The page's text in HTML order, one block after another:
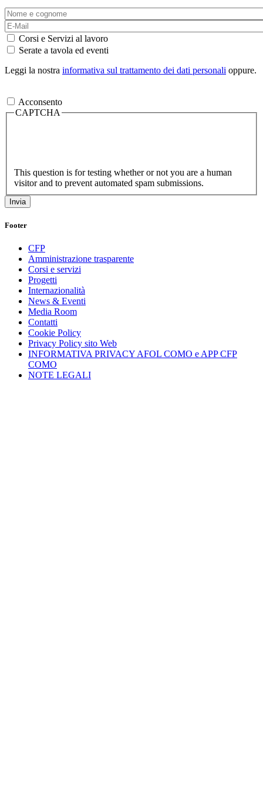
Corsi e Servizi al lavoro
Serate a tavola ed eventi
Leggi la nostra informativa sul trattamento dei dati personali oppure.
Acconsento
CAPTCHA
This question is for testing whether or not you are a human
visitor and to prevent automated spam submissions.
Footer
CFP
Amministrazione trasparente
Corsi e servizi
Progetti
Internazionalità
News & Eventi
Media Room
Contatti
Cookie Policy
Privacy Policy sito Web
INFORMATIVA PRIVACY AFOL COMO e APP CFP
COMO
NOTE LEGALI